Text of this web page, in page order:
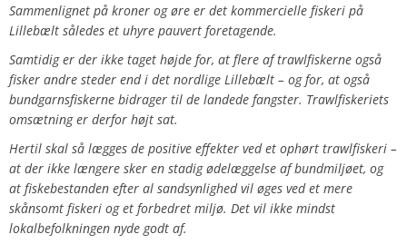
Sammenlignet på kroner og øre er det kommercielle fiskeri på
Lillebælt således et uhyre pauvert foretagende.
Samtidig er der ikke taget højde for, at flere af trawlfiskerne også
fisker andre steder end i det nordlige Lillebælt – og for, at også
bundgarnsfiskerne bidrager til de landede fangster. Trawlfiskeriets
omsætning er derfor højt sat.
Hertil skal så lægges de positive effekter ved et ophørt trawlfiskeri –
at der ikke længere sker en stadig ødelæggelse af bundmiljøet, og
at fiskebestanden efter al sandsynlighed vil øges ved et mere
skånsomt fiskeri og et forbedret miljø. Det vil ikke mindst
lokalbefolkningen nyde godt af.